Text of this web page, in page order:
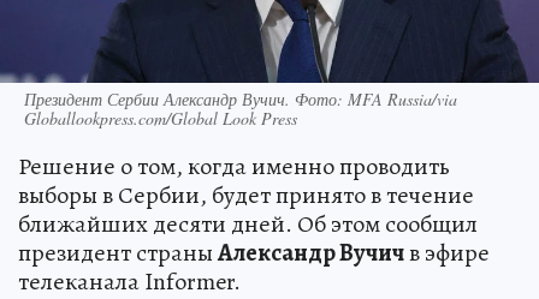
Президент Сербии Александр Вучич. Фото: MFA Russia/via
Globallookpress.com/Global Look Press
Решение о том, когда именно проводить
выборы в Сербии, будет принято в течение
ближайших десяти дней. Об этом сообщил
президент страныАлександр Вучичв эфире
телеканала Informer.